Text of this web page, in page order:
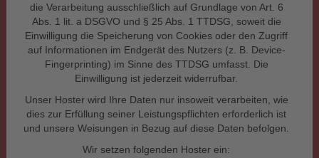
die Verarbeitung ausschließlich auf Grundlage von Art. 6
Abs. 1 lit. a DSGVO und § 25 Abs. 1 TTDSG, soweit die
Einwilligung die Speicherung von Cookies oder den Zugriff
auf Informationen im Endgerät des Nutzers (z. B. Device-
Fingerprinting) im Sinne des TTDSG umfasst. Die
Einwilligung ist jederzeit widerrufbar.
Unser Hoster wird Ihre Daten nur insoweit verarbeiten, wie
dies zur Erfüllung seiner Leistungspflichten erforderlich ist
und unsere Weisungen in Bezug auf diese Daten befolgen.
Wir setzen folgenden Hoster ein: